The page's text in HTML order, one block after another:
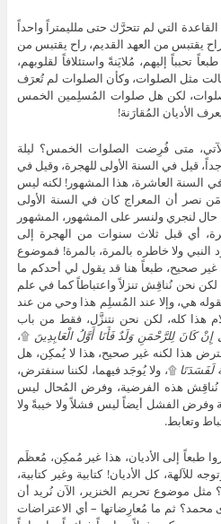
التي لم تتحرَّك حتى ملليمتراً واحداً
يقتبس من العهد القديم، راح يقتبس من
تحبباً إليهم، مُلايَنةً واستئلافاً لقلوبهم،
قالت مثل الصلوات، وكأن الصلوات لم تُعرَف
صلوات، لكن هل صلوات المُسلِمين الخمس
الأديان المُقارَنة!
متى فُرِضت الصلوات الخمس؟ ليلة
قيل في السنة الأولى للهجرة، وقيل في
السنة العاشرة، هذا المشهور! لكنه ليس
مَن نصر أن المعراج كان في السنة الأولى
لنجري ولنسر على المشهور، المشهور
أي قبل ثلاث سنوات من الهجرة إلى
النبي ولا خاطره بالمرة، بالمرة! فموضوع
غير صحيح، طبعاً هنا قد يقول لي أحدكم ما
نحن نُناقِش تنزلاً واعتباطاً كما في علم
هي، وإلا عند المُسلِم هذا وحي من عند
هذا كله، لكن نحن نتنزَّل، فقط من باب
إِنْ كَانَ لِلرَّحْمَنِ وَلَدٌ فَأَنَا أَوَّلُ الْعَابِدِينَ ۩،
هذا لكنه غير صحيح، هذا لا يُمكِن، هل
لَفَسَدَتَا۩، ولا يُوجَد فيهما، لكننا سنفترض،
نُناقِش هذه الفرضية، وفرض المُحال ليس
الفشل أيضاً ليس فشلاً ولا خيبةً ولا
وتعابط.
طبعاً إلى الأديان، هذا غير مُمكِن، مُعظَم
للآلهة، كل الأديان! كتابية وغير كتابية،
مثل موضوع تحريم الخنزير، الآن نُريد أن
ثم ما مُعارِضاتها – أي الاعتراضات